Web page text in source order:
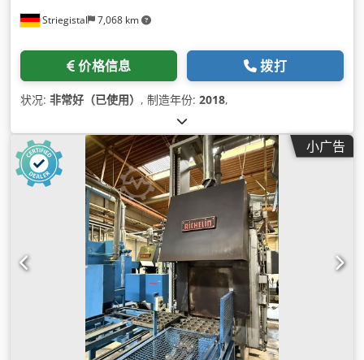
Striegistal 7,068 km
价格信息 拨打
状况: 非常好（已使用） , 制造年份: 2018,
小广告